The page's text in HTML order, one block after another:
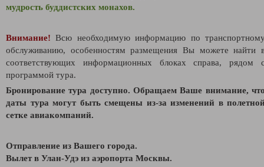
мудрость буддистских монахов.
Внимание! Всю необходимую информацию по
обслуживанию, особенностям размещения Вы можете найти
соответствующих информационных блоках справа, рядом
программой тура.
Бронирование тура доступно. Обращаем Ваше внимание,
даты тура могут быть смещены из-за изменений в
сетке авиакомпаний.
Отправление из Вашего города.
Вылет в Улан-Удэ из аэропорта Москвы.